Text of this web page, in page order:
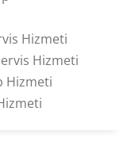
Hizmeti
Hizmeti
Hizmeti